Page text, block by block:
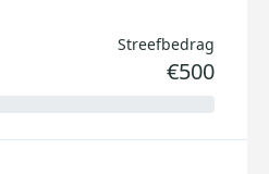
Streefbedrag
€500